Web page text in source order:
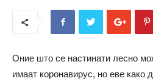
Оние што се настинати лесно
имаат коронавирус, но еве како